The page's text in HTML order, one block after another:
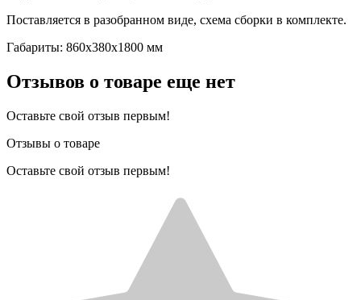
Поставляется в разобранном виде, схема сборки в комплекте.
Габариты: 860х380х1800 мм
Отзывов о товаре еще нет
Оставьте свой отзыв первым!
Отзывы о товаре
Оставьте свой отзыв первым!